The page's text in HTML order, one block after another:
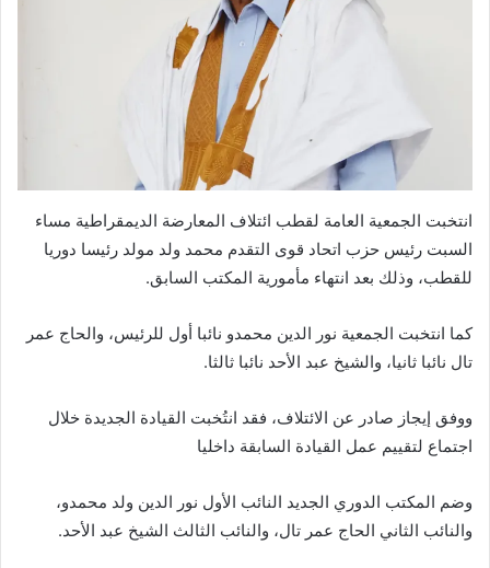
انتخبت الجمعية العامة لقطب ائتلاف المعارضة الديمقراطية مساء
السبت رئيس حزب اتحاد قوى التقدم محمد ولد مولد رئيسا دوريا
للقطب، وذلك بعد انتهاء مأمورية المكتب السابق.
كما انتخبت الجمعية نور الدين محمدو نائبا أول للرئيس، والحاج عمر
تال نائبا ثانيا، والشيخ عبد الأحد نائبا ثالثا.
ووفق إيجاز صادر عن الائتلاف، فقد انتُخبت القيادة الجديدة خلال
اجتماع لتقييم عمل القيادة السابقة داخليا
وضم المكتب الدوري الجديد النائب الأول نور الدين ولد محمدو،
والنائب الثاني الحاج عمر تال، والنائب الثالث الشيخ عبد الأحد.